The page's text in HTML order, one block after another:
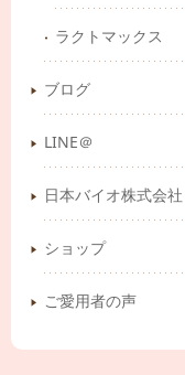
ラクトマックス
ブログ
LINE＠
日本バイオ株式会社
ショップ
ご愛用者の声